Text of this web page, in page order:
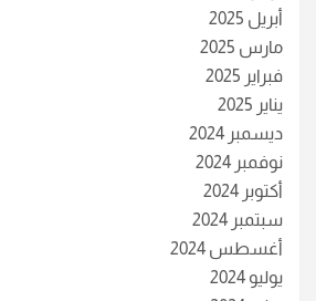
أبريل 2025
مارس 2025
فبراير 2025
يناير 2025
ديسمبر 2024
نوفمبر 2024
أكتوبر 2024
سبتمبر 2024
أغسطس 2024
يوليو 2024